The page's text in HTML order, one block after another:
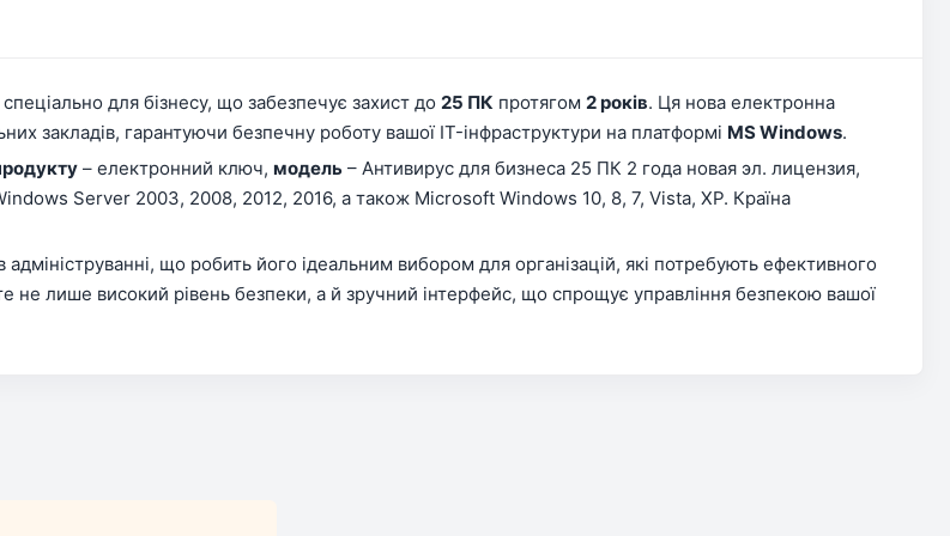
для бізнесу, що забезпечує захист до 25 ПК протягом 2 років. Ця нова електронна
закладів, гарантуючи безпечну роботу вашої IT-інфраструктури на платформі MS Windows.
– електронний ключ, модель – Антивирус для бизнеса 25 ПК 2 года новая эл. лицензия,
Server 2003, 2008, 2012, 2016, а також Microsoft Windows 10, 8, 7, Vista, XP. Країна
адмініструванні, що робить його ідеальним вибором для організацій, які потребують ефективного
не лише високий рівень безпеки, а й зручний інтерфейс, що спрощує управління безпекою вашої